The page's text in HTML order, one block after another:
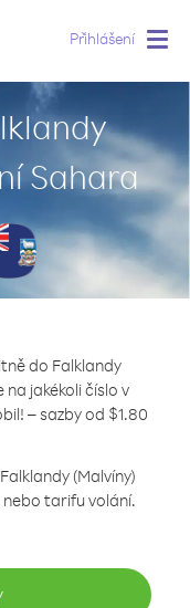
Přihlášení
Sahara
do Falklandy
na jakékoli číslo v
– sazby od $1.80
(Malvíny)
tarifu volání.